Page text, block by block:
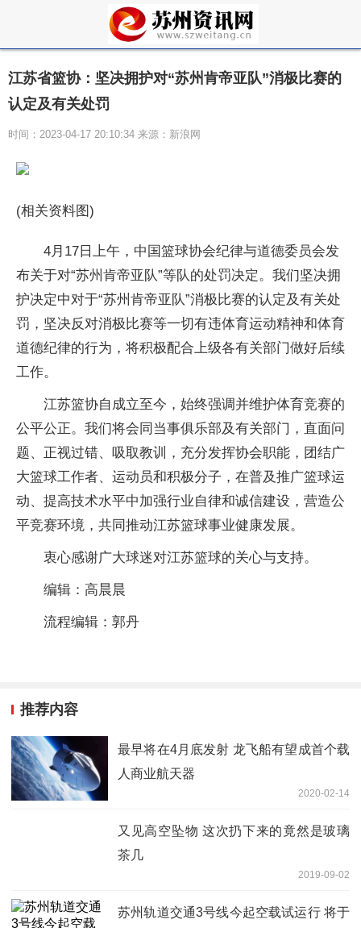
江苏省篮协：坚决拥护对“苏州肯帝亚队”消极比赛的
认定及有关处罚
时间：2023-04-17 20:10:34 来源：新浪网
(相关资料图)
4月17日上午，中国篮球协会纪律与道德委员会发
布关于对“苏州肯帝亚队”等队的处罚决定。我们坚决拥
护决定中对于“苏州肯帝亚队”消极比赛的认定及有关处
罚，坚决反对消极比赛等一切有违体育运动精神和体育
道德纪律的行为，将积极配合上级各有关部门做好后续
工作。
江苏篮协自成立至今，始终强调并维护体育竞赛的
公平公正。我们将会同当事俱乐部及有关部门，直面问
题、正视过错、吸取教训，充分发挥协会职能，团结广
大篮球工作者、运动员和积极分子，在普及推广篮球运
动、提高技术水平中加强行业自律和诚信建设，营造公
平竞赛环境，共同推动江苏篮球事业健康发展。
衷心感谢广大球迷对江苏篮球的关心与支持。
编辑：高晨晨
流程编辑：郭丹
推荐内容
最早将在4月底发射 龙飞船有望成首个载
人商业航天器
2020-02-14
又见高空坠物 这次扔下来的竟然是玻璃
茶几
2019-09-02
苏州轨道交通3号线今起空载试运行 将于